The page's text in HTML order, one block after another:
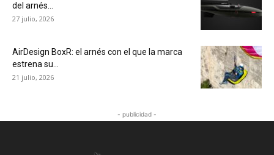
del arnés...
27 julio, 2026
AirDesign BoxR: el arnés con el que la marca
estrena su...
21 julio, 2026
- publicidad -